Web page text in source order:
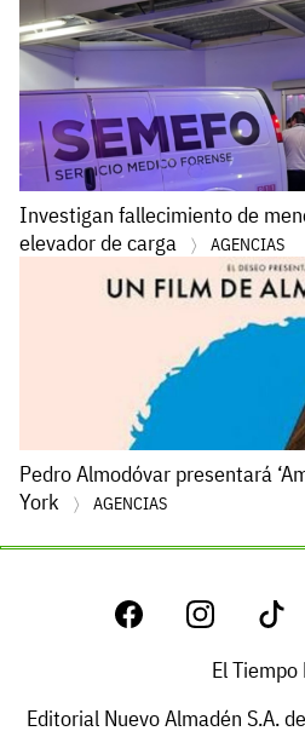
Investigan fallecimiento de
elevador de carga
AGENCIAS
Pedro Almodóvar presentará
York
AGENCIAS
El Tiempo
Editorial Nuevo Almadén S.A.